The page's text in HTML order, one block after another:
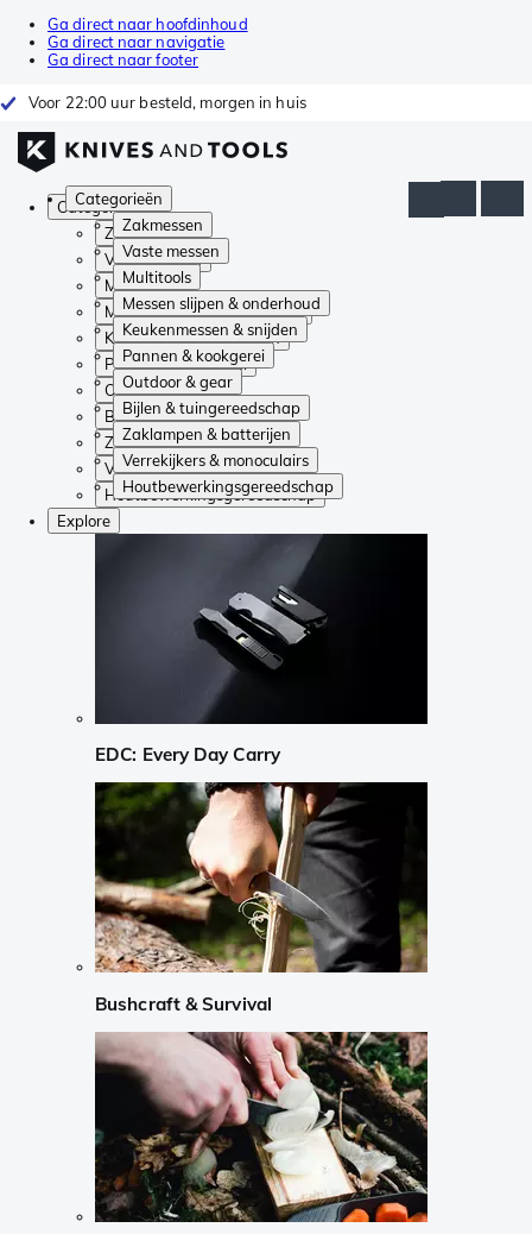
Ga direct naar hoofdinhoud
Ga direct naar navigatie
Ga direct naar footer
Voor 22:00 uur besteld, morgen in huis
Categorieën
Zakmessen
Vaste messen
Multitools
Messen slijpen & onderhoud
Keukenmessen & snijden
Pannen & kookgerei
Outdoor & gear
Bijlen & tuingereedschap
Zaklampen & batterijen
Verrekijkers & monoculairs
Houtbewerkingsgereedschap
Categorieën
Zakmessen
Vaste messen
Multitools
Messen slijpen & onderhoud
Keukenmessen & snijden
Pannen & kookgerei
Outdoor & gear
Bijlen & tuingereedschap
Zaklampen & batterijen
Verrekijkers & monoculairs
Houtbewerkingsgereedschap
Explore
EDC: Every Day Carry
Bushcraft & Survival